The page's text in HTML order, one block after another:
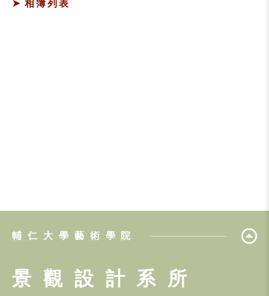
相簿列表
輔仁大學藝術學院
景觀設計系所